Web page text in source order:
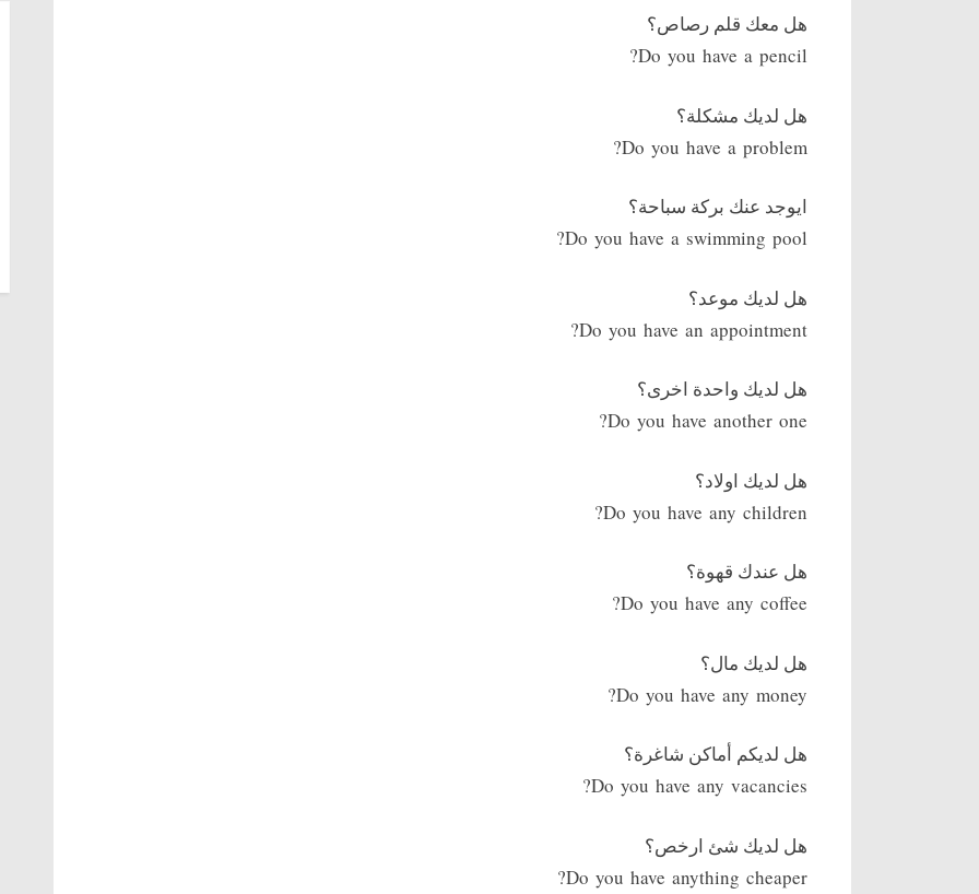
هل معك قلم رصاص؟
Do you have a pencil?
هل لديك مشكلة؟
Do you have a problem?
ايوجد عنك بركة سباحة؟
Do you have a swimming pool?
هل لديك موعد؟
Do you have an appointment?
هل لديك واحدة اخرى؟
Do you have another one?
هل لديك اولاد؟
Do you have any children?
هل عندك قهوة؟
Do you have any coffee?
هل لديك مال؟
Do you have any money?
هل لديكم أماكن شاغرة؟
Do you have any vacancies?
هل لديك شئ ارخص؟
Do you have anything cheaper?